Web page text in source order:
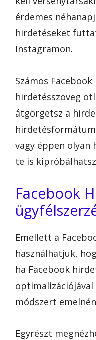
érdemes
hirdetéseket
Instagramon.
Számos
hirdetésszöveg
átgörgetsz a
vagy éppen olyan
te is
Facebook
Emellett a
használhatjuk,
ha Facebook
módszert
Egyrészt